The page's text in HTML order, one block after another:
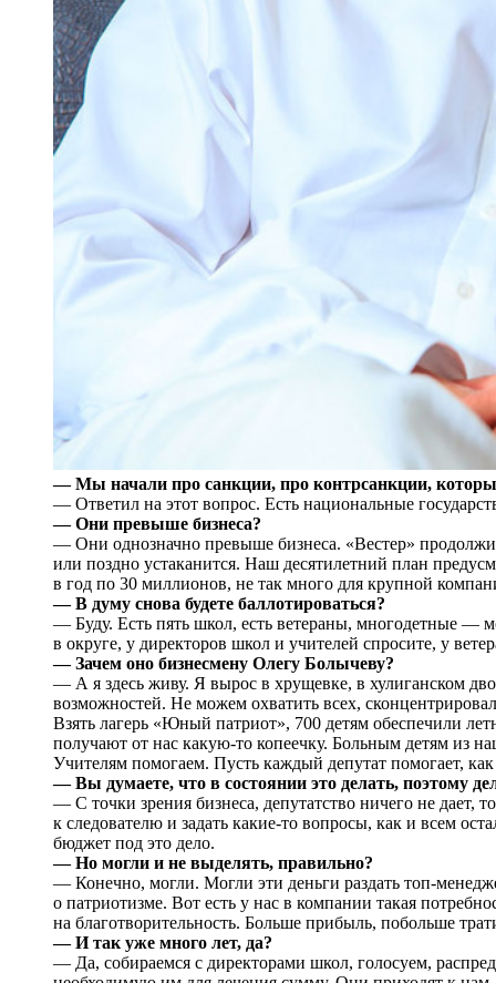
— Мы начали про санкции, про контрсанкции,
— Ответил на этот вопрос. Есть национальные
— Они превыше бизнеса?
— Они однозначно превыше бизнеса. «Вестер»
или поздно устаканится. Наш десятилетний план
в год по 30 миллионов, не так много для крупной
— В думу снова будете баллотироваться?
— Буду. Есть пять школ, есть ветераны, многодетные —
в округе, у директоров школ и учителей спросите, у
— Зачем оно бизнесмену Олегу Болычеву?
— А я здесь живу. Я вырос в хрущевке, в хулиганском
возможностей. Не можем охватить всех,
Взять лагерь «Юный патриот», 700 детям обеспечили
получают от нас какую-то копеечку. Больным детям из
Учителям помогаем. Пусть каждый депутат помогает,
— Вы думаете, что в состоянии это делать, поэтому
— С точки зрения бизнеса, депутатство ничего не дает,
к следователю и задать какие-то вопросы, как и всем
бюджет под это дело.
— Но могли и не выделять, правильно?
— Конечно, могли. Могли эти деньги раздать топ-
о патриотизме. Вот есть у нас в компании такая
на благотворительность. Больше прибыль, побольше
— И так уже много лет, да?
— Да, собираемся с директорами школ, голосуем,